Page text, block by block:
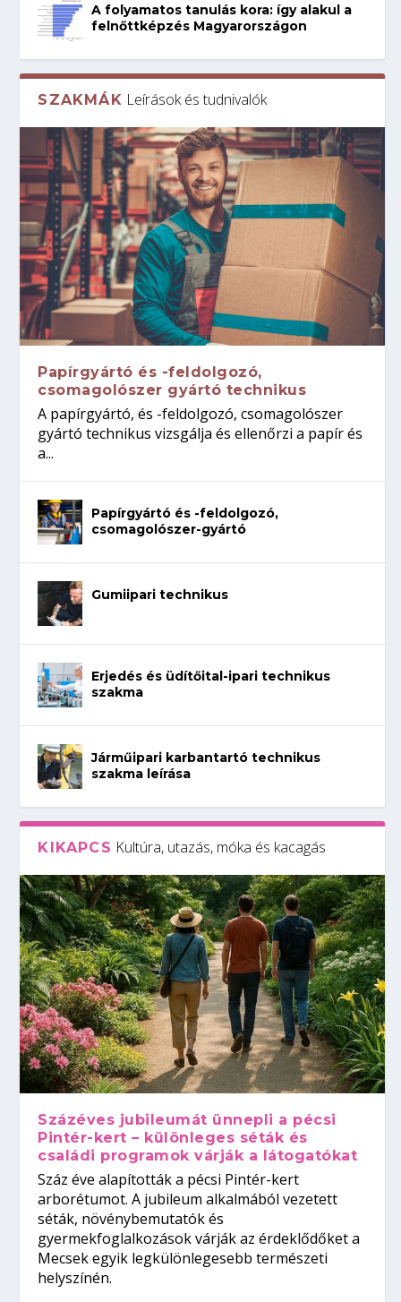
A folyamatos tanulás kora: így alakul a
felnőttképzés Magyarországon
SZAKMÁK Leírások és tudnivalók
Papírgyártó és -feldolgozó,
csomagolószer gyártó technikus
A papírgyártó, és -feldolgozó, csomagolószer
gyártó technikus vizsgálja és ellenőrzi a papír és
a...
Papírgyártó és -feldolgozó,
csomagolószer-gyártó
Gumiipari technikus
Erjedés és üdítőital-ipari technikus
szakma
Járműipari karbantartó technikus
szakma leírása
KIKAPCS Kultúra, utazás, móka és kacagás
Százéves jubileumát ünnepli a pécsi
Pintér-kert – különleges séták és
családi programok várják a látogatókat
Száz éve alapították a pécsi Pintér-kert
arborétumot. A jubileum alkalmából vezetett
séták, növénybemutatók és
gyermekfoglalkozások várják az érdeklődőket a
Mecsek egyik legkülönlegesebb természeti
helyszínén.